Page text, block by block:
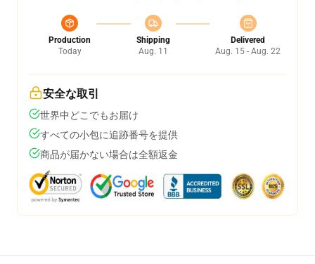
Production
Today
Shipping
Aug. 11
Delivered
Aug. 15 - Aug. 22
安全な取引
世界中どこでもお届け
すべての小包に追跡番号を提供
商品が届かない場合は全額返金